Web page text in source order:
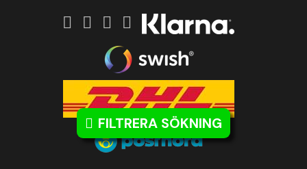
Det är enkelt att inreda med svartvitt oavsett vilken
färg man redan dekorerat sitt rum med. Att pryda
och nyanser som man självklart slipper ägna tankar åt
när det kommer till svartvita motiv.
Här finner du allt ifrån enkla texter och quotes,
fotografier och fashiontavlor till abstrakt, kreativa och
konstnärliga illustrationer. Storleken 50x70cm är vår
storsäljare och vi har även ramar som passar perfekt till
FILTRERA SÖKNING